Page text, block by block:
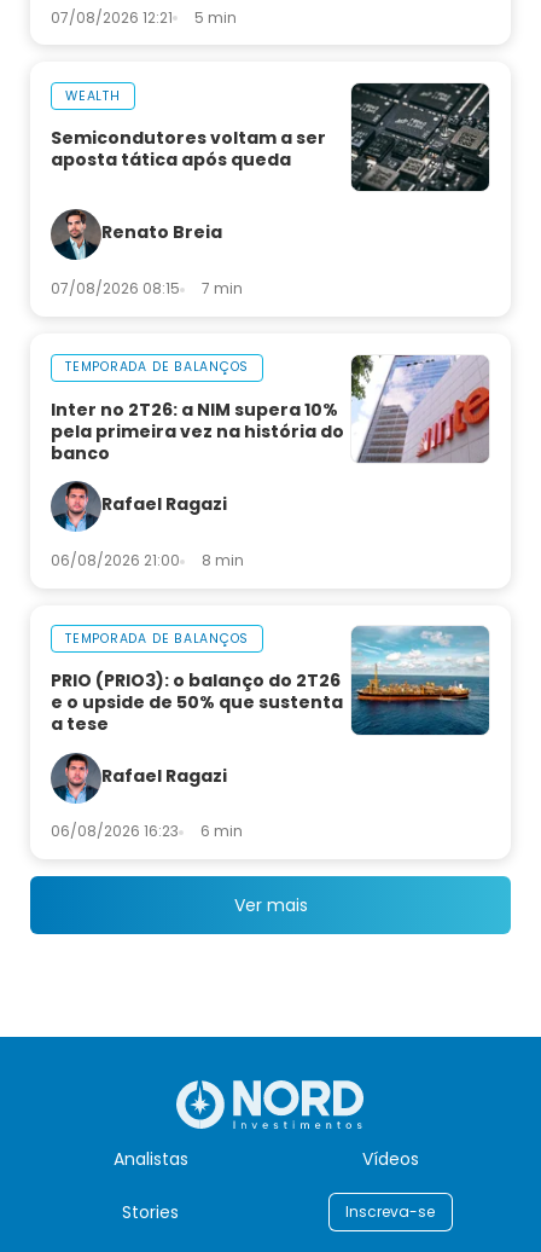
07/08/2026 12:21 5 min
WEALTH
Semicondutores voltam a ser
aposta tática após queda
Renato Breia
07/08/2026 08:15 7 min
TEMPORADA DE BALANÇOS
Inter no 2T26: a NIM supera 10%
pela primeira vez na história do
banco
Rafael Ragazi
06/08/2026 21:00 8 min
TEMPORADA DE BALANÇOS
PRIO (PRIO3): o balanço do 2T26
e o upside de 50% que sustenta
a tese
Rafael Ragazi
06/08/2026 16:23 6 min
Ver mais
Analistas Vídeos
Stories Inscreva-se